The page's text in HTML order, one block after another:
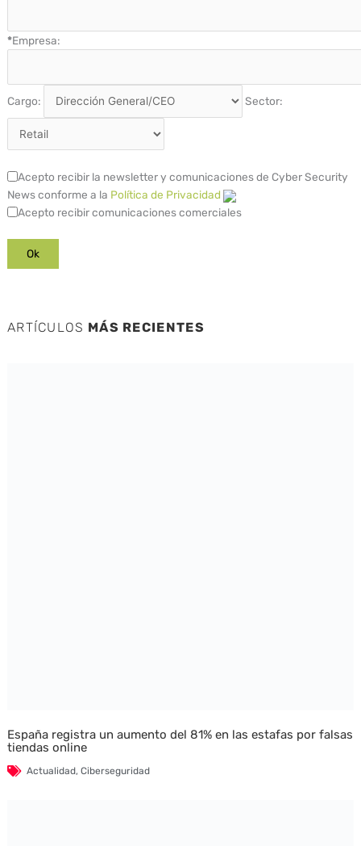
*Empresa:
Cargo: Sector:
Acepto recibir la newsletter y comunicaciones de Cyber Security
News conforme a la Política de Privacidad
Acepto recibir comunicaciones comerciales
ARTÍCULOS MÁS RECIENTES
España registra un aumento del 81% en las estafas por falsas
tiendas online
Actualidad, Ciberseguridad